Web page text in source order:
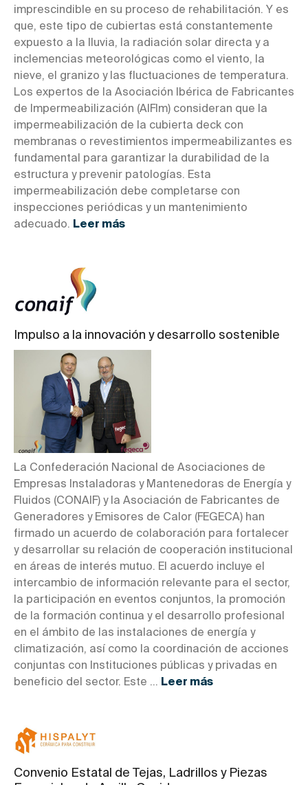
imprescindible en su proceso de rehabilitación. Y es
que, este tipo de cubiertas está constantemente
expuesto a la lluvia, la radiación solar directa y a
inclemencias meteorológicas como el viento, la
nieve, el granizo y las fluctuaciones de temperatura.
Los expertos de la Asociación Ibérica de Fabricantes
de Impermeabilización (AIFIm) consideran que la
impermeabilización de la cubierta deck con
membranas o revestimientos impermeabilizantes es
fundamental para garantizar la durabilidad de la
estructura y prevenir patologías. Esta
impermeabilización debe completarse con
inspecciones periódicas y un mantenimiento
adecuado. Leer más
Impulso a la innovación y desarrollo sostenible
La Confederación Nacional de Asociaciones de
Empresas Instaladoras y Mantenedoras de Energía y
Fluidos (CONAIF) y la Asociación de Fabricantes de
Generadores y Emisores de Calor (FEGECA) han
firmado un acuerdo de colaboración para fortalecer
y desarrollar su relación de cooperación institucional
en áreas de interés mutuo. El acuerdo incluye el
intercambio de información relevante para el sector,
la participación en eventos conjuntos, la promoción
de la formación continua y el desarrollo profesional
en el ámbito de las instalaciones de energía y
climatización, así como la coordinación de acciones
conjuntas con Instituciones públicas y privadas en
beneficio del sector. Este ... Leer más
Convenio Estatal de Tejas, Ladrillos y Piezas